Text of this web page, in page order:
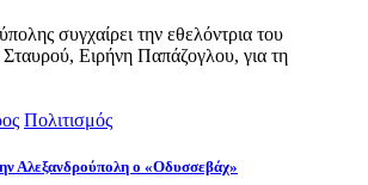
συγχαίρει την εθελόντρια του
Ειρήνη Παπάζογλου, για τη
Πολιτισμός
Αλεξανδρούπολη ο «Οδυσσεβάχ»